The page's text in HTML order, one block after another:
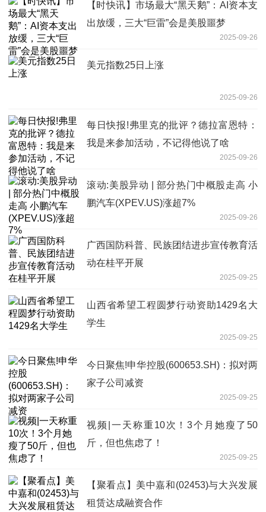
【时快讯】市场最大“黑天鹅”：AI资本支
出放缓，三大“巨雷”会是美股噩梦
2025-09-26
美元指数25日上涨
2025-09-26
每日快报!弗里克的批评？德拉富恩特：
我是来参加活动，不记得他说了啥
2025-09-26
滚动:美股异动 | 部分热门中概股走高 小
鹏汽车(XPEV.US)涨超7%
2025-09-26
广西国防科普、民族团结进步宣传教育活
动在桂平开展
2025-09-25
山西省希望工程圆梦行动资助1429名大
学生
2025-09-25
今日聚焦!申华控股(600653.SH)：拟对两
家子公司减资
2025-09-25
视频|一天称重10次！3个月她瘦了50
斤，但也焦虑了！
2025-09-25
【聚看点】美中嘉和(02453)与大兴发展
租赁达成融资合作